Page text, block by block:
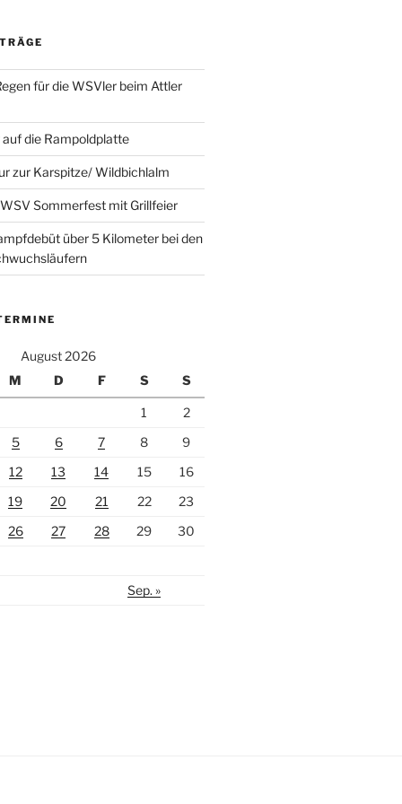
für die WSVler beim Attler
die Rampoldplatte
zur Karspitze/ Wildbichlalm
Sommerfest mit Grillfeier
über 5 Kilometer bei den
August 2026
M D F S S
1
2
5 6 7 8
9
12 13 14 15
16
19 20 21 22
23
26 27 28 29
30
Sep. »